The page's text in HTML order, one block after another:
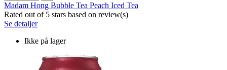
Madam Hong Bubble Tea Peach Iced Tea
Rated out of 5 stars based on review(s)
Se detaljer
Ikke på lager